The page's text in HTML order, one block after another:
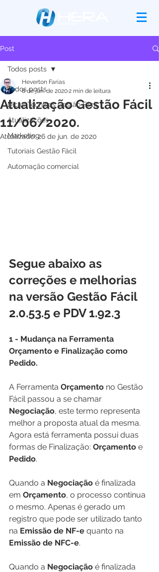
Post
Todos posts
Dicas Técnicas Gestão Fácil
Atualizações
Marketing
Tutoriais Gestão Fácil
Automação comercial
Todos posts
Atualização Gestão Fácil
11/06/2020.
Heverton Farias
8 de jun. de 20202 min de leitura
Atualizado:26 de jun. de 2020
Segue abaixo as
correções e melhorias
na versão Gestão Fácil
2.0.53.5 e PDV 1.92.3
1 - Mudança na Ferramenta
Orçamento e Finalização como
Pedido.
A Ferramenta Orçamento no Gestão
Fácil passou a se chamar
Negociação, este termo representa
melhor a proposta atual da mesma.
Agora está ferramenta possui duas
formas de Finalização: Orçamento e
Pedido.
Quando a Negociação é finalizada
em Orçamento, o processo continua
o mesmo. Apenas é gerado um
registro que pode ser utilizado tanto
na Emissão de NF-e quanto na
Emissão de NFC-e.
Quando a Negociação é finalizada